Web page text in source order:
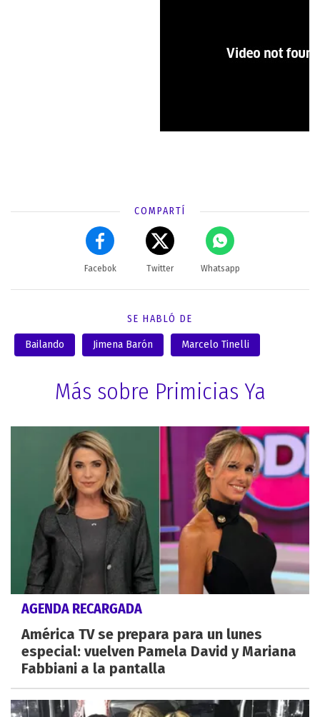
COMPARTÍ
Facebok Twitter Whatsapp
SE HABLÓ DE
Bailando Jimena Barón Marcelo Tinelli
Más sobre Primicias Ya
AGENDA RECARGADA
América TV se prepara para un lunes
especial: vuelven Pamela David y Mariana
Fabbiani a la pantalla